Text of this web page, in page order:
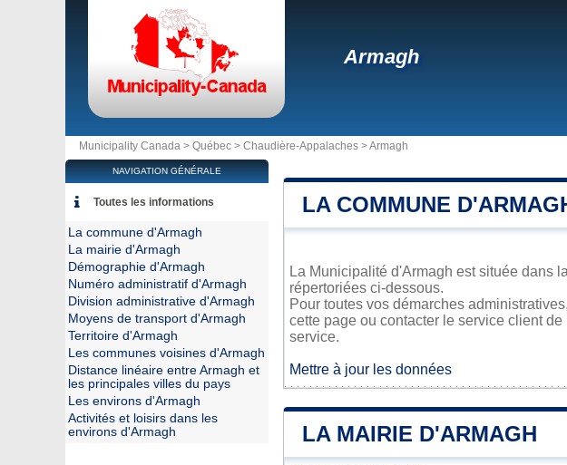
Armagh
Municipality Canada > Québec > Chaudière-Appalaches >Armagh
LA COMMUNE
La Municipalité d'Armagh est située dans
répertoriées ci-dessous.
Pour toutes vos démarches
cette page ou contacter le service client
service.
Mettre à jour les données
LA MAIRIE D'ARMAGH
NAVIGATION GÉNÉRALE
Toutes les informations
La commune d'Armagh
La mairie d'Armagh
Démographie d'Armagh
Numéro administratif d'Armagh
Division administrative d'Armagh
Moyens de transport d'Armagh
Territoire d'Armagh
Les communes voisines d'Armagh
Distance linéaire entre Armagh et
les principales villes du pays
Les environs d'Armagh
Activités et loisirs dans les
environs d'Armagh